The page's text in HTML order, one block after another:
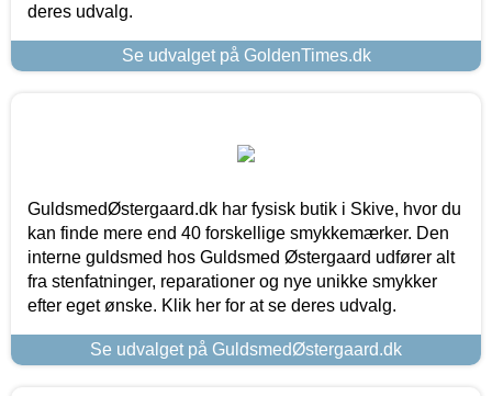
deres udvalg.
Se udvalget på GoldenTimes.dk
GuldsmedØstergaard.dk har fysisk butik i Skive, hvor du
kan finde mere end 40 forskellige smykkemærker. Den
interne guldsmed hos Guldsmed Østergaard udfører alt
fra stenfatninger, reparationer og nye unikke smykker
efter eget ønske. Klik her for at se deres udvalg.
Se udvalget på GuldsmedØstergaard.dk